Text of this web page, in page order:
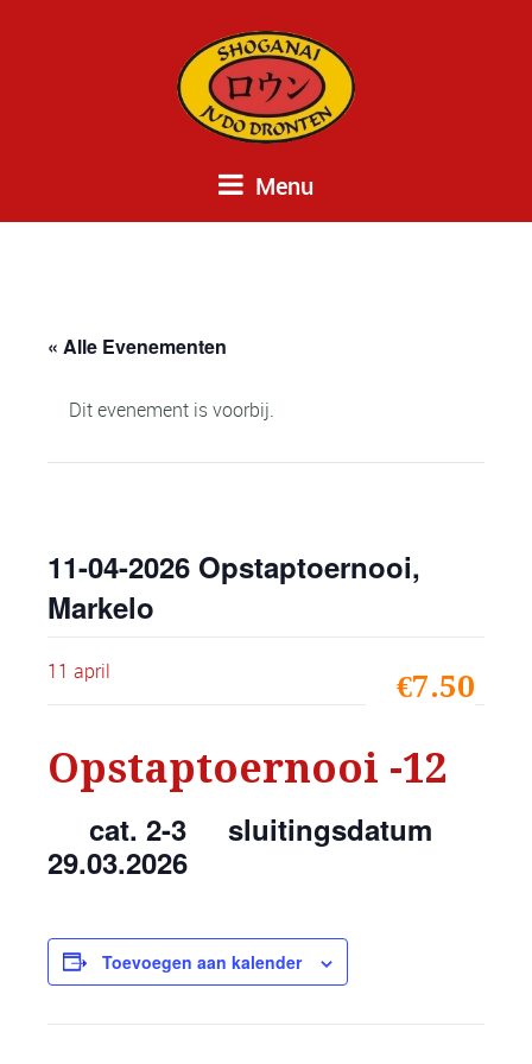
Menu
« Alle Evenementen
Dit evenement is voorbij.
11-04-2026 Opstaptoernooi,
Markelo
11 april €7.50
Opstaptoernooi -12
cat. 2-3 sluitingsdatum
29.03.2026
Toevoegen aan kalender